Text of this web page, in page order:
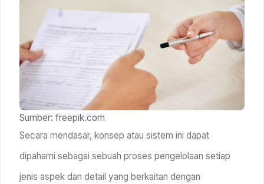
Sumber: freepik.com
Secara mendasar, konsep atau sistem ini dapat
dipahami sebagai sebuah proses pengelolaan setiap
jenis aspek dan detail yang berkaitan dengan